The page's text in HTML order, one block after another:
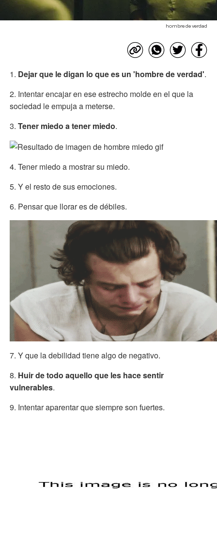
hombre de verdad
1. Dejar que le digan lo que es un 'hombre de verdad'.
2. Intentar encajar en ese estrecho molde en el que la
sociedad le empuja a meterse.
3. Tener miedo a tener miedo.
4. Tener miedo a mostrar su miedo.
5. Y el resto de sus emociones.
6. Pensar que llorar es de débiles.
7. Y que la debilidad tiene algo de negativo.
8. Huir de todo aquello que les hace sentir
vulnerables.
9. Intentar aparentar que siempre son fuertes.